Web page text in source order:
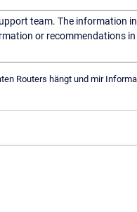
team. The information
or recommendations
Routers hängt und mir